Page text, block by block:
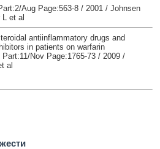
Aug Page:563-8 / 2001 / Johnsen
et al
antiinflammatory drugs and
in patients on warfarin
Nov Page:1765-73 / 2009 /
al